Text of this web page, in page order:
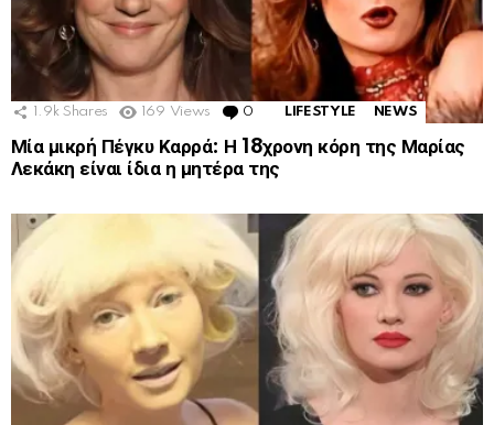
1.9k Shares 169 Views 0 Comments
LIFESTYLE NEWS
Μία μικρή Πέγκυ Καρρά: Η 18χρονη κόρη της Μαρίας
Λεκάκη είναι ίδια η μητέρα της